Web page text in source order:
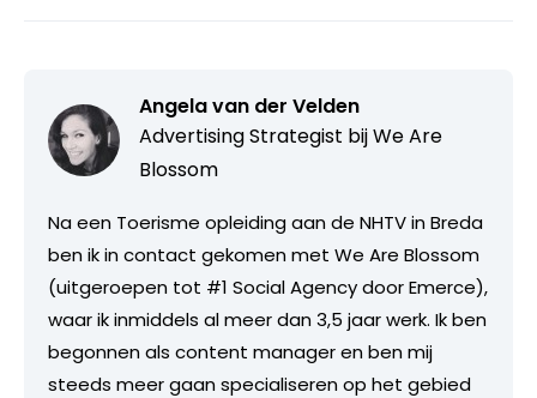
Angela van der Velden
Advertising Strategist bijWe Are
Blossom
Na een Toerisme opleiding aan de NHTV in Breda
ben ik in contact gekomen met We Are Blossom
(uitgeroepen tot #1 Social Agency door Emerce),
waar ik inmiddels al meer dan 3,5 jaar werk. Ik ben
begonnen als content manager en ben mij
steeds meer gaan specialiseren op het gebied